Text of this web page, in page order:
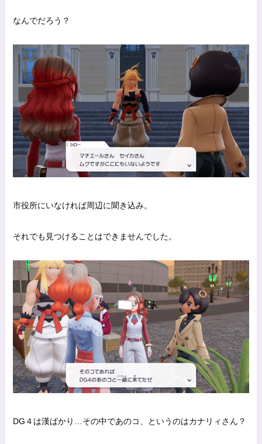
なんでだろう？
市役所にいなければ周辺に聞き込み。
それでも見つけることはできませんでした。
DG４は漢ばかり…その中であのコ、というのはカナリィさん？